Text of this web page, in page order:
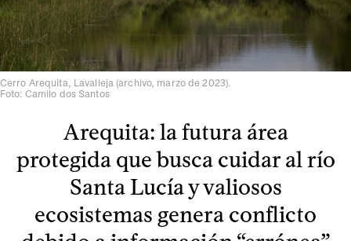
Cerro Arequita, Lavalleja (archivo, marzo de 2023).
Foto: Camilo dos Santos
Arequita: la futura área
protegida que busca cuidar al río
Santa Lucía y valiosos
ecosistemas genera conflicto